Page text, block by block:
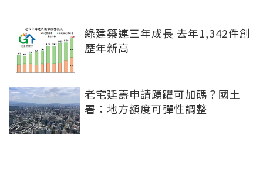
綠建築連三年成長 去年1,342件創
歷年新高
老宅延壽申請踴躍可加碼？國土
署：地方額度可彈性調整